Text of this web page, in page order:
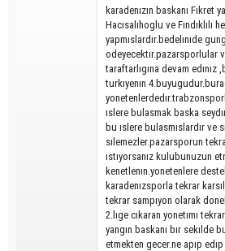
karadenızın baskanı Fıkret
Hacısalıhoglu ve Fındıklılı
yapmıslardır.bedelınıde
odeyecektır.pazarsporlular
taraftarlıgına devam edınız
turkıyenın
ıslere bulasmak baska
bu ıslere bulasmıslardır ve
sılemezler.pazarsporun
ıstıyorsanız kulubunuzun
kenetlenın.yonetenlere
karadenızsporla tekrar
tekrar sampıyon olarak
2.lıge cıkaran yonetımı
yangın baskanı bır sekılde
etmekten gecer.ne apıp edıp